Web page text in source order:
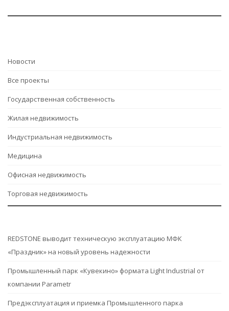
Hовости
Все проекты
Государственная собственность
Жилая недвижимость
Индустриальная недвижимость
Медицина
Офисная недвижимость
Торговая недвижимость
REDSTONE выводит техническую эксплуатацию МФК
«Праздник» на новый уровень надежности
Промышленный парк «Кувекино» формата Light Industrial от
компании Parametr
Предэксплуатация и приемка Промышленного парка